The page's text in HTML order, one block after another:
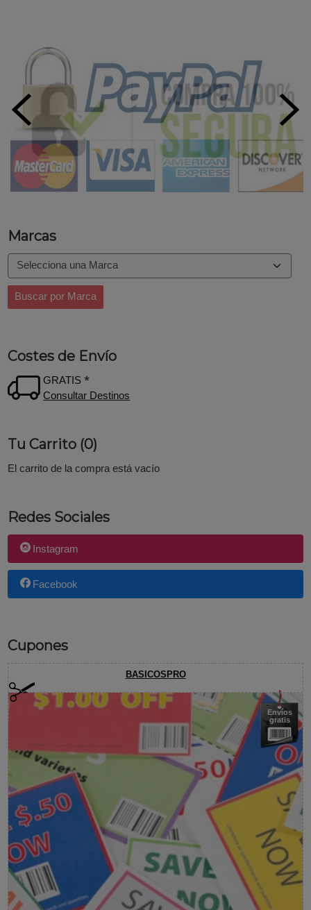
Marcas
Costes de Envío
GRATIS *
Consultar Destinos
Tu Carrito (0)
El carrito de la compra está vacío
Redes Sociales
Instagram
Facebook
Cupones
BASICOSPRO
Envíos
gratis